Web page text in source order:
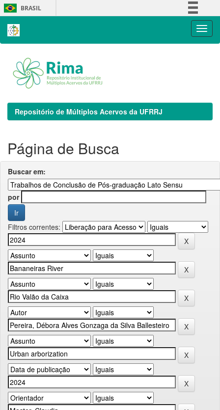
Skip
navigation
BRASIL
Repositório de Múltiplos Acervos da UFRRJ
Página de Busca
Buscar em:
por
Filtros correntes: